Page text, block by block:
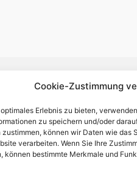
Cookie-Zustimmung
Erlebnis zu bieten,
zu speichern und/oder
können wir Daten wie das
verarbeiten. Wenn Sie Ihre
können bestimmte Merkmale und